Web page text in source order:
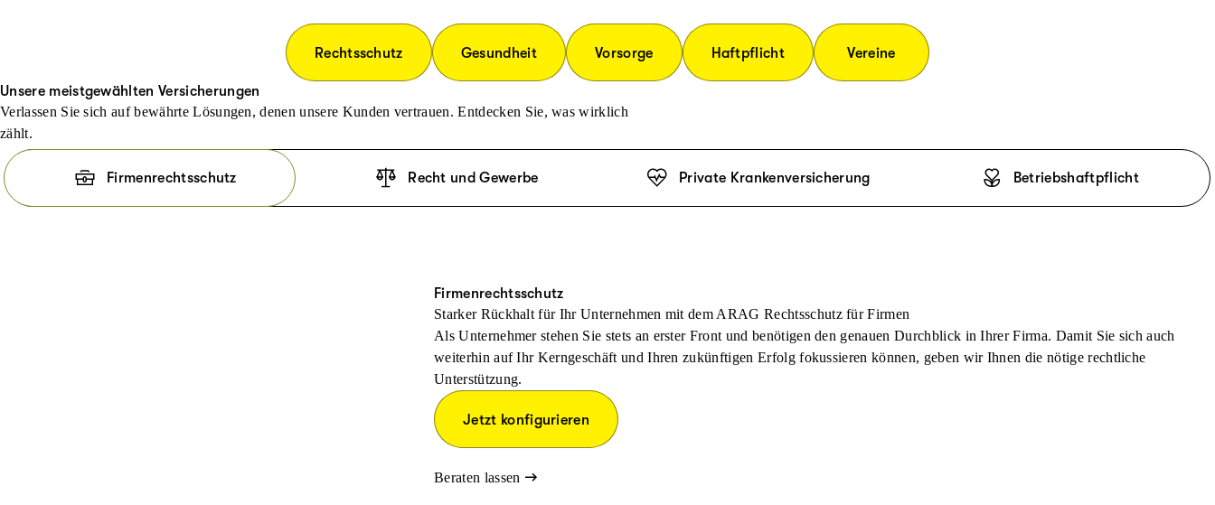
Rechtsschutz Gesundheit Vorsorge Haftpflicht Vereine
Unsere meistgewählten Versicherungen
Verlassen Sie sich auf bewährte Lösungen, denen unsere Kunden vertrauen. Entdecken Sie, was wirklich
zählt.
Firmenrechtsschutz Recht und Gewerbe Private Krankenversicherung Betriebshaftpflicht
Firmenrechtsschutz
Starker Rückhalt für Ihr Unternehmen mit dem ARAG Rechtsschutz für Firmen
Als Unternehmer stehen Sie stets an erster Front und benötigen den genauen Durchblick in Ihrer Firma. Damit Sie sich auch
weiterhin auf Ihr Kerngeschäft und Ihren zukünftigen Erfolg fokussieren können, geben wir Ihnen die nötige rechtliche
Unterstützung.
Jetzt konfigurieren
Beraten lassen